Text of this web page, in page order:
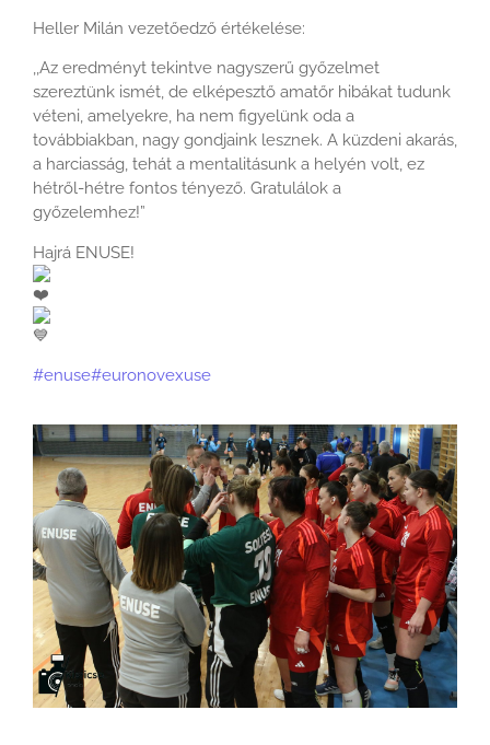
Heller Milán vezetőedző értékelése:
,,Az eredményt tekintve nagyszerű győzelmet
szereztünk ismét, de elképesztő amatőr hibákat tudunk
véteni, amelyekre, ha nem figyelünk oda a
továbbiakban, nagy gondjaink lesznek. A küzdeni akarás,
a harciasság, tehát a mentalitásunk a helyén volt, ez
hétről-hétre fontos tényező. Gratulálok a
győzelemhez!”
Hajrá ENUSE!
#enuse#euronovexuse